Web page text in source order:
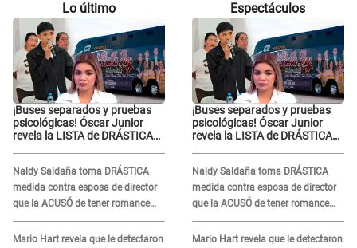
Lo último
¡Buses separados y pruebas
psicológicas! Óscar Junior
revela la LISTA de DRÁSTICAS
Naldy Saldaña
Naldy Saldaña toma DRÁSTICA
medida contra esposa de director
que la ACUSÓ de tener romance
con él: "Muy triste..."
Mario Hart revela que le detectaron
Espectáculos
¡Buses separados y pruebas
psicológicas! Óscar Junior
revela la LISTA de DRÁSTICAS
Naldy Saldaña
Naldy Saldaña toma DRÁSTICA
medida contra esposa de director
que la ACUSÓ de tener romance
con él: "Muy triste..."
Mario Hart revela que le detectaron